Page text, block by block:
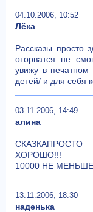
04.10.2006, 10:52
Лёка
Рассказы просто
оторватся не
увижу в
детей/ и для себя
03.11.2006, 14:49
алина
ХОРОШО!!!
10000 НЕ
13.11.2006, 18:30
наденька